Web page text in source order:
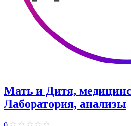
Мать и Дитя,
Лаборатория, анализы